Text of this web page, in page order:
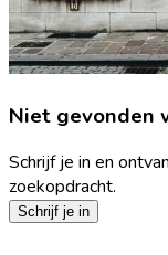
Niet gevonden
Schrijf je in en
zoekopdracht.
Schrijf je in